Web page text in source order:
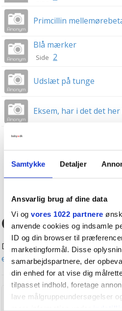
Samtykke Detaljer
Ansvarlig brug af dine data
Vi og vores 1022 partnere
anvende cookies og indsamle
ID og din browser til
marketingformål. Disse
samarbejdspartnere, der
din enhed for at vise dig
tilpasset indhold, foretage
lave målgruppeundersøgelser
Primcillin
Blå mærker
Side 2
Udslæt på tunge
Eksem, har i det det
Gratis
Det er gratis at søge hjælp hos
eksperterne her.
Rikke Nielsen